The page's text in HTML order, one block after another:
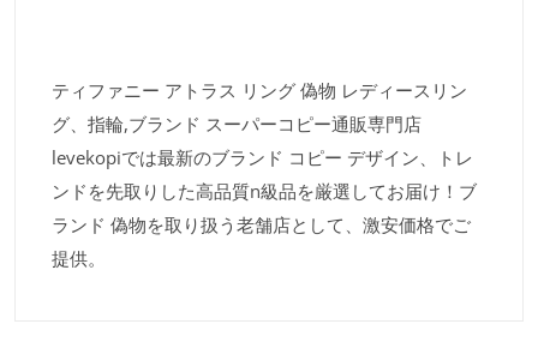
ティファニー アトラス リング 偽物 レディースリン
グ、指輪,ブランド スーパーコピー通販専門店
levekopiでは最新のブランド コピー デザイン、トレ
ンドを先取りした高品質n級品を厳選してお届け！ブ
ランド 偽物を取り扱う老舗店として、激安価格でご
提供。